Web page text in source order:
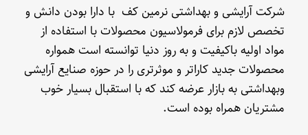
شرکت آرایشی و بهداشتی نرمین کف با دارا بودن دانش و
تخصص لازم برای فرمولاسیون محصولات با استفاده از
مواد اولیه باکیفیت و به روز دنیا توانسته است همواره
محصولات جدید کاراتر و موثرتری را در حوزه صنایع آرایشی
وبهداشتی به بازار عرضه کند که با استقبال بسیار خوب
مشتریان همراه بوده است.